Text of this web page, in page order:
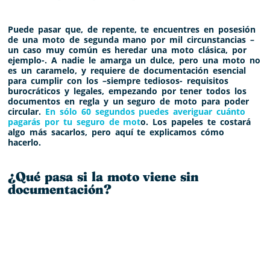
Puede pasar que, de repente, te encuentres en posesión
de una moto de segunda mano por mil circunstancias –
un caso muy común es heredar una moto clásica, por
ejemplo-. A nadie le amarga un dulce, pero una moto no
es un caramelo, y requiere de documentación esencial
para cumplir con los –siempre tediosos- requisitos
burocráticos y legales, empezando por tener todos los
documentos en regla y un seguro de moto para poder
circular. En sólo 60 segundos puedes averiguar cuánto
pagarás por tu seguro de moto. Los papeles te costará
algo más sacarlos, pero aquí te explicamos cómo
hacerlo.
¿Qué pasa si la moto viene sin
documentación?